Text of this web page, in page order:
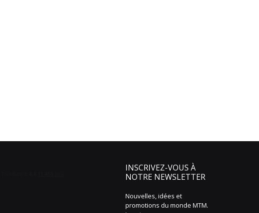
INSCRIVEZ-VOUS À
NOTRE NEWSLETTER
Nouvelles, idées et
promotions du monde MTM.